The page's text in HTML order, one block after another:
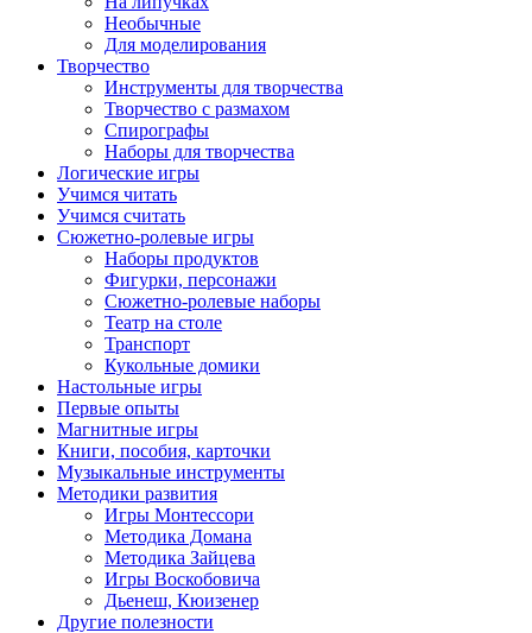
Необычные
Для моделирования
Творчество
Инструменты для творчества
Творчество с размахом
Спирографы
Наборы для творчества
Логические игры
Учимся читать
Учимся считать
Сюжетно-ролевые игры
Наборы продуктов
Фигурки, персонажи
Сюжетно-ролевые наборы
Театр на столе
Транспорт
Кукольные домики
Настольные игры
Первые опыты
Магнитные игры
Книги, пособия, карточки
Музыкальные инструменты
Методики развития
Игры Монтессори
Методика Домана
Методика Зайцева
Игры Воскобовича
Дьенеш, Кюизенер
Другие полезности